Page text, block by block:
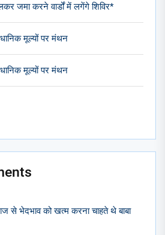
जमा करने वार्डों में लगेंगे शिविर*
मूल्यों पर मंथन
मूल्यों पर मंथन
से भेदभाव को खत्म करना चाहते थे बाबा